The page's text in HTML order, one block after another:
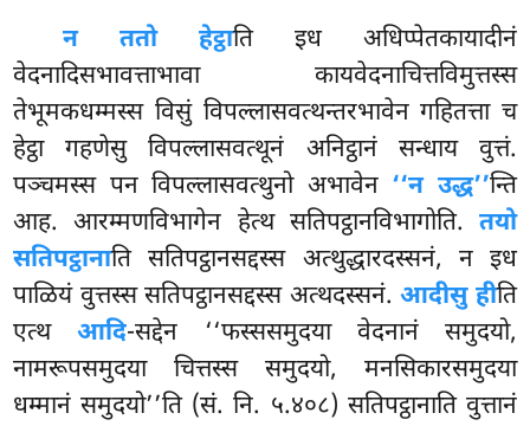
न ततो हेट्ठाति इध अधिप्पेतकायादीनं
वेदनादिसभावत्ताभावा कायवेदनाचित्तविमुत्तस्स
तेभूमकधम्मस्स विसुं विपल्लासवत्थन्तरभावेन गहितत्ता च
हेट्ठा गहणेसु विपल्लासवत्थूनं अनिट्ठानं सन्धाय वुत्तं.
पञ्चमस्स पन विपल्लासवत्थुनो अभावेन ‘‘न उद्ध’’न्ति
आह. आरम्मणविभागेन हेत्थ सतिपट्ठानविभागोति. तयो
सतिपट्ठानाति सतिपट्ठानसद्दस्स अत्थुद्धारदस्सनं, न इध
पाळियं वुत्तस्स सतिपट्ठानसद्दस्स अत्थदस्सनं.आदीसु हीति
एत्थआदि-सद्देन ‘‘फस्ससमुदया वेदनानं समुदयो,
नामरूपसमुदया चित्तस्स समुदयो, मनसिकारसमुदया
धम्मानं समुदयो’’ति (सं. नि. ५.४०८) सतिपट्ठानाति वुत्तानं